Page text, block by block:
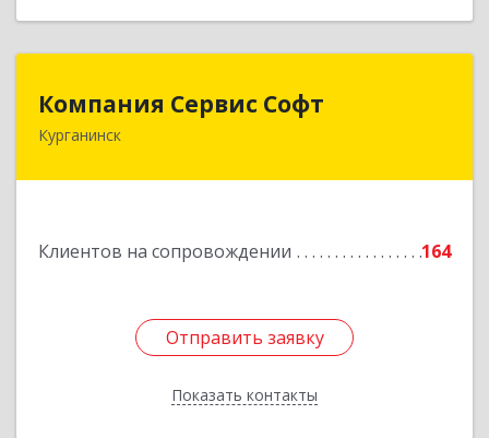
Компания Сервис Софт
Курганинск
Клиентов на сопровождении 164
Отправить заявку
Показать контакты
Компания Сервис Софт
352430, Краснодарский край, Курганинск г,
Отправить заявку
Назад